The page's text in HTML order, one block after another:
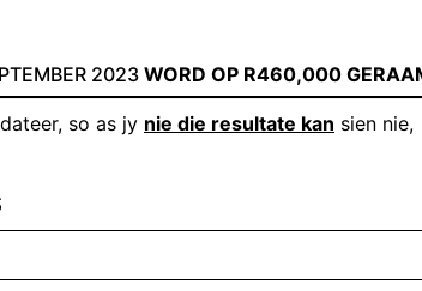
2023WORD OP R460,000
so as jy nie die resultate kan sien nie,